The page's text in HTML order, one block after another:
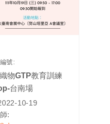
號:
物GTP教育訓練
台南場
10-19
: